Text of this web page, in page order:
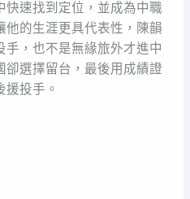
快速找到定位，並成為中職
他的生涯更具代表性，陳韻
，也不是無緣旅外才進中
卻選擇留台，最後用成績證
援投手。